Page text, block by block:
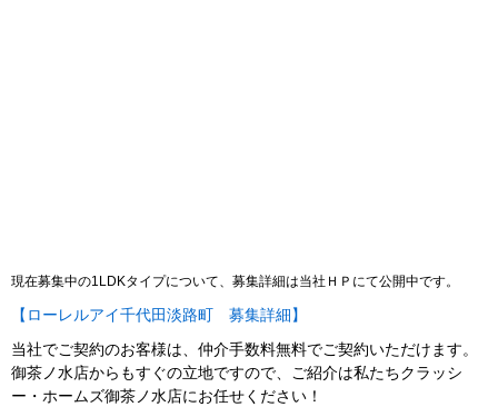
現在募集中の1LDKタイプについて、募集詳細は当社ＨＰにて公開中です。
【ローレルアイ千代田淡路町 募集詳細】
当社でご契約のお客様は、仲介手数料無料でご契約いただけます。
御茶ノ水店からもすぐの立地ですので、ご紹介は私たちクラッシ
ー・ホームズ御茶ノ水店にお任せください！